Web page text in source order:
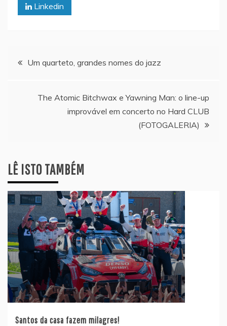
Linkedin
Navegação
Um quarteto, grandes nomes do jazz
The Atomic Bitchwax e Yawning Man: o line-up
improvável em concerto no Hard CLUB
(FOTOGALERIA)
LÊ ISTO TAMBÉM
Santos da casa fazem milagres!